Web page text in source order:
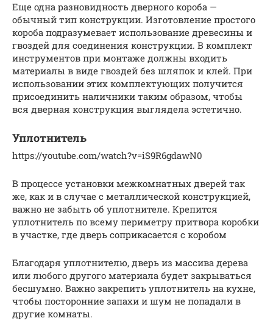
Еще одна разновидность дверного короба —
обычный тип конструкции. Изготовление простого
короба подразумевает использование древесины и
гвоздей для соединения конструкции. В комплект
инструментов при монтаже должны входить
материалы в виде гвоздей без шляпок и клей. При
использовании этих комплектующих получится
присоединить наличники таким образом, чтобы
вся дверная конструкция выглядела эстетично.
Уплотнитель
https://youtube.com/watch?v=iS9R6gdawN0
В процессе установки межкомнатных дверей так
же, как и в случае с металлической конструкцией,
важно не забыть об уплотнителе. Крепится
уплотнитель по всему периметру притвора коробки
в участке, где дверь соприкасается с коробом
Благодаря уплотнителю, дверь из массива дерева
или любого другого материала будет закрываться
бесшумно. Важно закрепить уплотнитель на кухне,
чтобы посторонние запахи и шум не попадали в
другие комнаты.